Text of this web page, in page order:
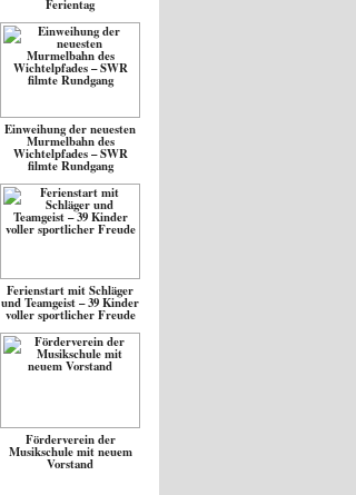
Ferientag
Einweihung der neuesten
Murmelbahn des
Wichtelpfades – SWR
filmte Rundgang
Ferienstart mit Schläger
und Teamgeist – 39 Kinder
voller sportlicher Freude
Förderverein der
Musikschule mit neuem
Vorstand